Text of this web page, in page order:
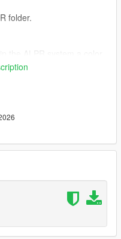
folder.
blips are also added for
issues